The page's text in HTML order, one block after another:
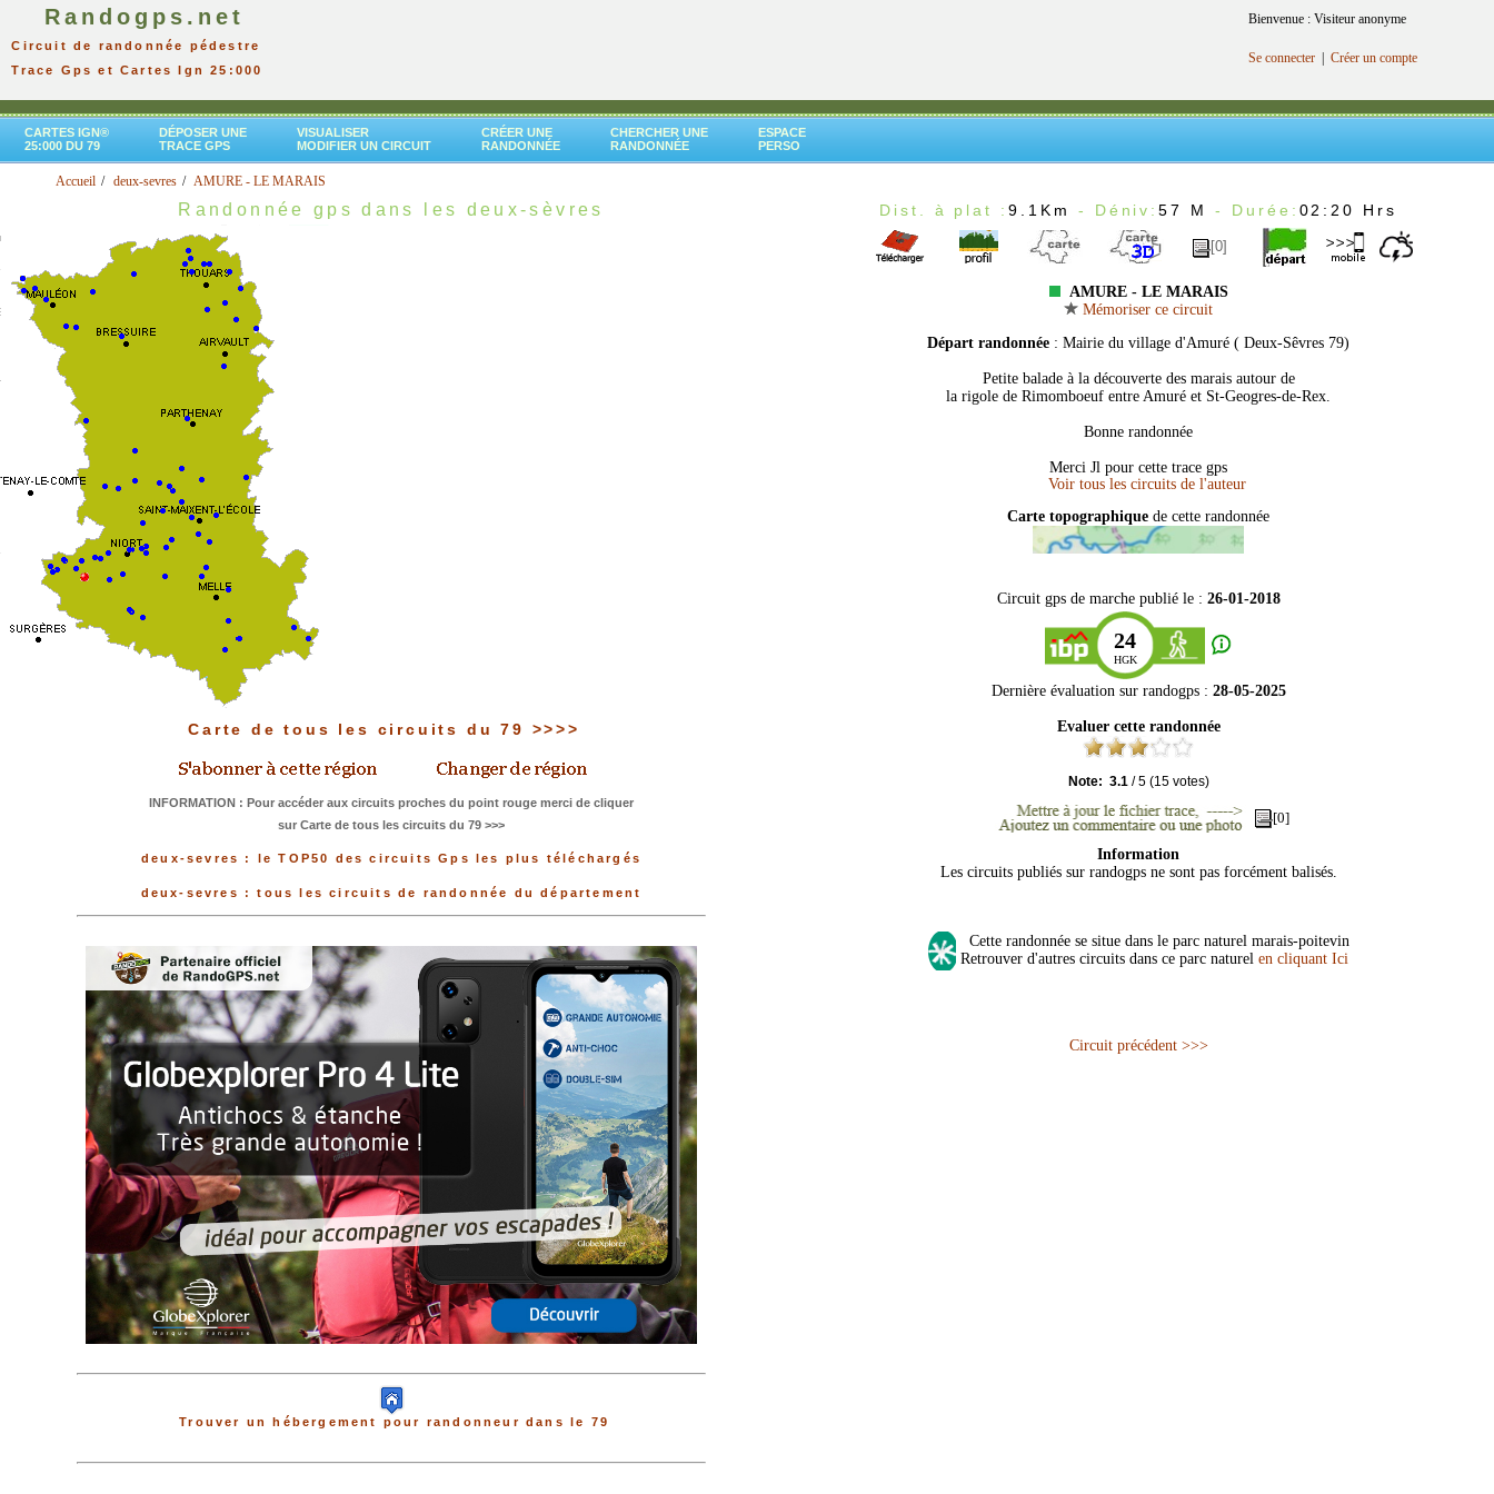
Randogps.net
Circuit de randonnée pédestre
Trace Gps et Cartes Ign 25:000
Bienvenue : Visiteur anonyme
Se connecter Créer un compte
CARTES IGN®
25:000 DU 79
DÉPOSER UNE
TRACE GPS
VISUALISER
MODIFIER UN CIRCUIT
CRÉER UNE
RANDONNÉE
CHERCHER UNE
RANDONNÉE
ESPACE
PERSO
Accueil deux-sevres AMURE - LE MARAIS
Randonnée gps dans les deux-sèvres
Carte de tous les circuits du 79 >>>>
INFORMATION : Pour accéder aux circuits proches du point rouge merci de cliquer
sur Carte de tous les circuits du 79 >>>
deux-sevres : le TOP50 des circuits Gps les plus téléchargés
deux-sevres : tous les circuits de randonnée du département
Trouver un hébergement pour randonneur dans le 79
Dist. à plat :9.1Km - Déniv:57 M- Durée: 02:20 Hrs
[0]
AMURE - LE MARAIS
Mémoriser ce circuit
Départ randonnée : Mairie du village d'Amuré ( Deux-Sêvres 79)
Petite balade à la découverte des marais autour de
la rigole de Rimomboeuf entre Amuré et St-Geogres-de-Rex.
Bonne randonnée
Merci Jl pour cette trace gps
Carte topographique de cette randonnée
Circuit gps de marche publié le : 26-01-2018
24
HGK
Dernière évaluation sur randogps : 28-05-2025
Evaluer cette randonnée
Note: 3.1/5(15votes)
[0]
Information
Les circuits publiés sur randogps ne sont pas forcément balisés.
Cette randonnée se situe dans le parc naturel marais-poitevin
Retrouver d'autres circuits dans ce parc naturel en cliquant Ici
Circuit précédent >>>